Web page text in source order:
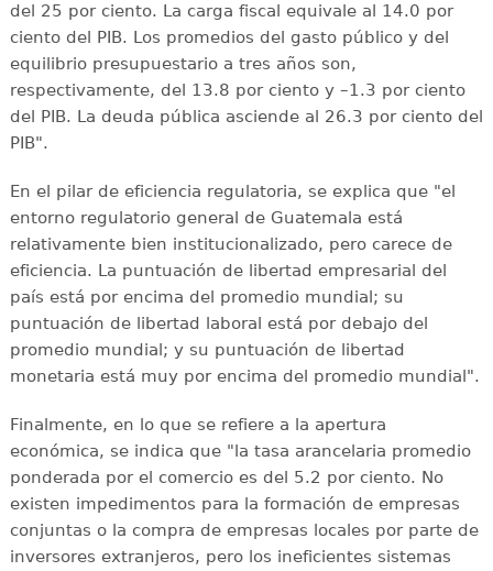
del 25 por ciento. La carga fiscal equivale al 14.0 por
ciento del PIB. Los promedios del gasto público y del
equilibrio presupuestario a tres años son,
respectivamente, del 13.8 por ciento y –1.3 por ciento
del PIB. La deuda pública asciende al 26.3 por ciento del
PIB".
En el pilar de eficiencia regulatoria, se explica que "el
entorno regulatorio general de Guatemala está
relativamente bien institucionalizado, pero carece de
eficiencia. La puntuación de libertad empresarial del
país está por encima del promedio mundial; su
puntuación de libertad laboral está por debajo del
promedio mundial; y su puntuación de libertad
monetaria está muy por encima del promedio mundial".
Finalmente, en lo que se refiere a la apertura
económica, se indica que "la tasa arancelaria promedio
ponderada por el comercio es del 5.2 por ciento. No
existen impedimentos para la formación de empresas
conjuntas o la compra de empresas locales por parte de
inversores extranjeros, pero los ineficientes sistemas